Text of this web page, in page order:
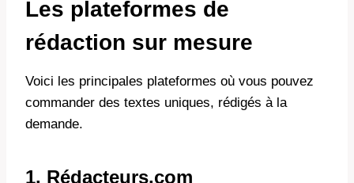
Les plateformes de
rédaction sur mesure
Voici les principales plateformes où vous pouvez
commander des textes uniques, rédigés à la
demande.
1. Rédacteurs.com